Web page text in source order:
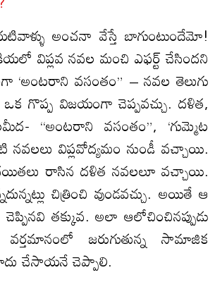
అంచనా వేస్తే బాగుంటుందేమో!
విప్లవ నవల మంచి ఎఫర్ట్‌ చేసిందని
‘అంటరాని వసంతం” – నవల తెలుగు
గొప్ప విజయంగా చెప్పవచ్చు. దళిత,
“అంటరాని వసంతం”, ‘గుమ్మెట
నవలలు విప్లవోద్యమం నుండీ వచ్చాయి.
రాసిన దళిత నవలలూ వచ్చాయి.
చిత్రించి వుండవచ్చు. అయితే ఆ
తక్కువ. అలా ఆలోచించినప్పుడు
వర్తమానంలో జరుగుతున్న సామాజిక
చేసాయనే చెప్పాలి.